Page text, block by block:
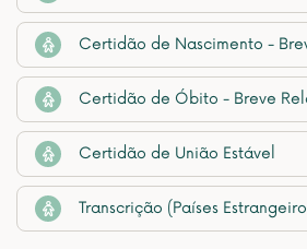
Certidão de Nascimento -
Certidão de Óbito - Breve
Certidão de União Estável
Transcrição (Países